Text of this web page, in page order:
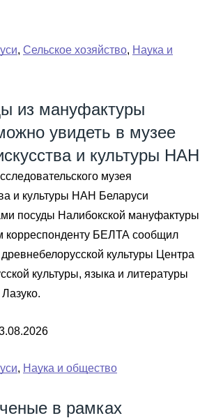
, Сельское хозяйство, Наука и
из мануфактуры
увидеть в музее
и культуры НАН
музея
и культуры НАН Беларуси
посуды Налибокской мануфактуры
корреспонденту БЕЛТА сообщил
культуры Центра
культуры, языка и литературы
, Наука и общество
в рамках